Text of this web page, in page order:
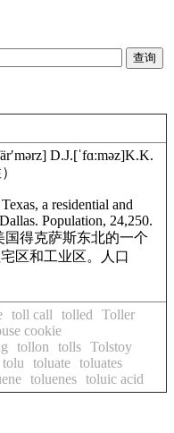
D.J.[ˈfɑːməz]K.K.
a residential and
Population, 24,250.
国得克萨斯东北的一个
区和工业区。人口
toll call tolled
Toller
cookie
tollon tolls Tolstoy
tolu toluate toluates
toluenes toluic acid